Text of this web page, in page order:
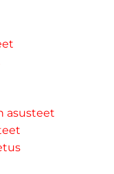
asusteet